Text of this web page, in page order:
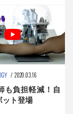
2020.03.16
も負担軽減！自
ット登場